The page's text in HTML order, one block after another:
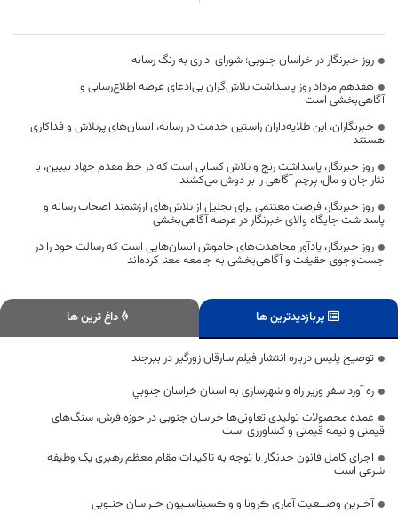
روز خبرنگار در خراسان جنوبی؛ شورای اداری به رنگ رسانه
هفدهم مرداد روز پاسداشت تلاش‌گران بی‌ادعای عرصه اطلاع‌رسانی و
آگاهی‌بخشی است
خبرنگاران، این طلایه‌داران راستین خدمت در رسانه، انسان‌های پرتلاش و فداکاری
هستند
روز خبرنگار، پاسداشت رنج و تلاش کسانی است که در خط مقدم جهاد تبیین، با
نثار جان و مال، پرچم آگاهی را بر دوش می‌کشند
روز خبرنگار، فرصت مغتنمی برای تجلیل از تلاش‌های ارزشمند اصحاب رسانه و
پاسداشت جایگاه والای خبرنگار در عرصه آگاهی‌بخشی
روز خبرنگار، یادآور مجاهدت‌های خاموش انسان‌هایی است که رسالت خود را در
جست‌وجوی حقیقت و آگاهی‌بخشی به جامعه معنا کرده‌اند
پربازدیدترین ها داغ ترین ها
توضیح پلیس درباره انتشار فیلم سارقان زورگیر در بیرجند
ره آورد سفر وزیر راه و شهرسازی به استان خراسان جنوبي
عمده محصولات تولیدی تعاونی‌ها خراسان جنوبی در حوزه فرش، سنگ‌های
قیمتی و نیمه قیمتی و کشاورزی است
اجرای کامل قانون حدنگار با توجه به تاکیدات مقام معظم رهبری یک وظیفه
شرعی است
آخـرین وضــعیت آماری ڪرونا و واڪسیناسـیون خـراسان جنـوبی